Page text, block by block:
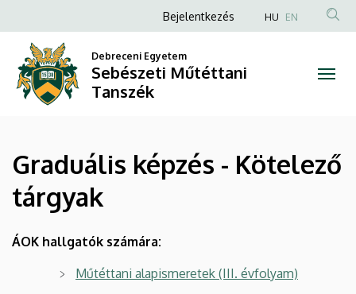
képzés
Kötelező
tárgyak
Sebészeti
Műtéttani
Tanszék
a
tartalomra
Anonim
fiók
menüje
Bejelentkezés HU EN
Debreceni Egyetem
Sebészeti Műtéttani
Tanszék
Graduális képzés - Kötelező
tárgyak
ÁOK hallgatók számára:
Műtéttani alapismeretek (III. évfolyam)